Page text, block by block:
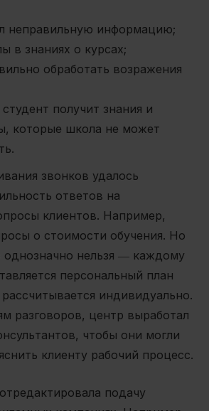
неправильную информацию;
в знаниях о курсах;
обработать возражения
получит знания и
которые школа не может
звонков удалось
ответов на
клиентов. Например,
о стоимости обучения. Но
однозначно нельзя ― каждому
персональный план
индивидуально.
разговоров, центр выработал
чтобы они могли
клиенту рабочий процесс.
подачу